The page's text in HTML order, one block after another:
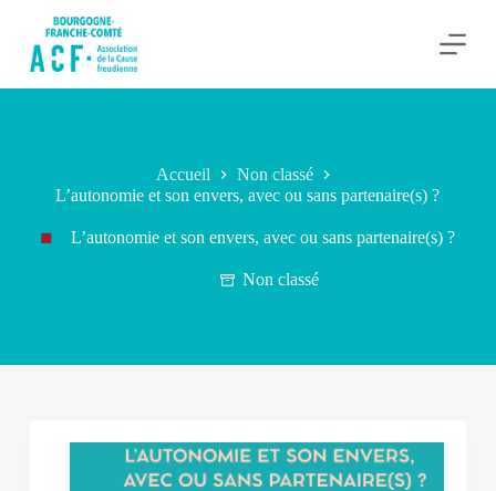
Accueil
Non classé
L’autonomie et son envers, avec ou sans partenaire(s) ?
L’autonomie et son envers, avec ou sans partenaire(s) ?
Non classé